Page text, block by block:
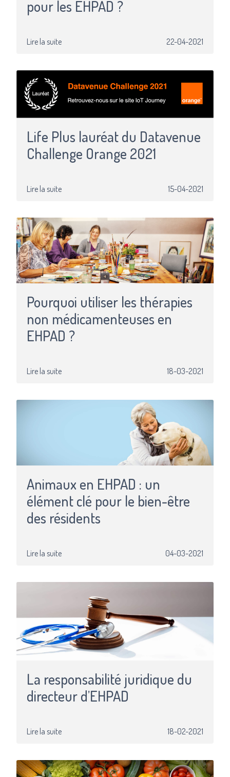
pour les EHPAD ?
Lire la suite 22-04-2021
Life Plus lauréat du Datavenue
Challenge Orange 2021
Lire la suite 15-04-2021
Pourquoi utiliser les thérapies
non médicamenteuses en
EHPAD ?
Lire la suite 18-03-2021
Animaux en EHPAD : un
élément clé pour le bien-être
des résidents
Lire la suite 04-03-2021
La responsabilité juridique du
directeur d’EHPAD
Lire la suite 18-02-2021